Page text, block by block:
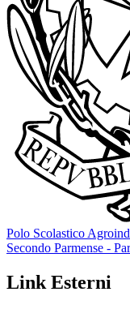
Polo Scolastico
Secondo Parmense -
Link Esterni